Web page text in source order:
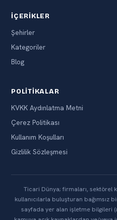
İÇERIKLER
Şehirler
Kategoriler
Blog
POLITIKALAR
KVKK Aydınlatma Metni
Çerez Politikası
Kullanım Koşulları
Gizlilik Sözleşmesi
Ticari Dünya; firmaları, sektörel
kullanıcılarla buluşturan bağımsız
sayfada yer alan işletme bilgileri